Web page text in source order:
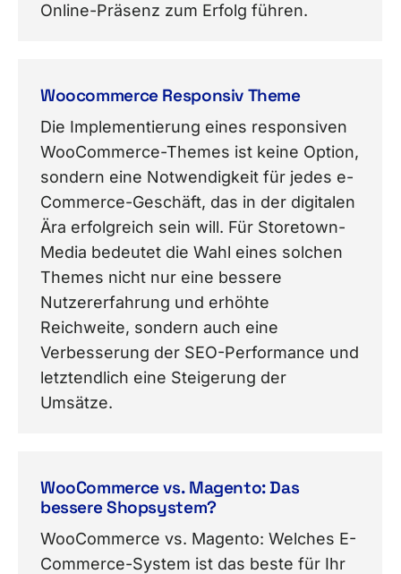
Online-Präsenz zum Erfolg führen.
Woocommerce Responsiv Theme
Die Implementierung eines responsiven
WooCommerce-Themes ist keine Option,
sondern eine Notwendigkeit für jedes e-
Commerce-Geschäft, das in der digitalen
Ära erfolgreich sein will. Für Storetown-
Media bedeutet die Wahl eines solchen
Themes nicht nur eine bessere
Nutzererfahrung und erhöhte
Reichweite, sondern auch eine
Verbesserung der SEO-Performance und
letztendlich eine Steigerung der
Umsätze.
WooCommerce vs. Magento: Das
bessere Shopsystem?
WooCommerce vs. Magento: Welches E-
Commerce-System ist das beste für Ihr